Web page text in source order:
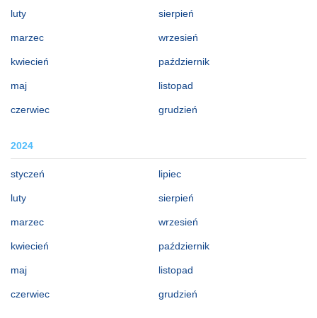
luty
marzec
kwiecień
maj
czerwiec
sierpień
wrzesień
październik
listopad
grudzień
2024
styczeń
luty
marzec
kwiecień
maj
czerwiec
lipiec
sierpień
wrzesień
październik
listopad
grudzień